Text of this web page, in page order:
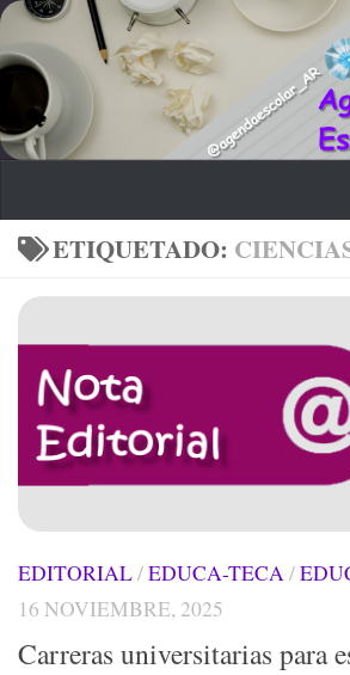
Saltar al contenido
ETIQUETADO:
EDITORIAL/EDUCA-TECA/
16 NOVIEMBRE, 2025
Carreras universitarias para